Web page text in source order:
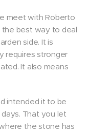
meet with Roberto
the best way to deal
side. It is
requires stronger
It also means
intended it to be
That you let
the stone has